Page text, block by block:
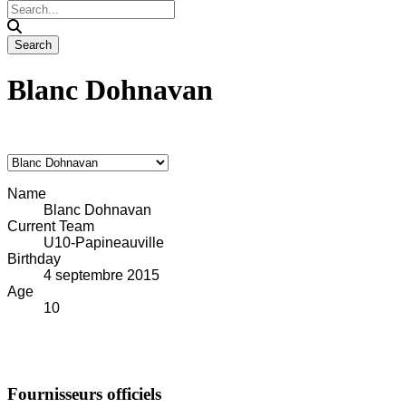
Blanc Dohnavan
Name
Blanc Dohnavan
Current Team
U10-Papineauville
Birthday
4 septembre 2015
Age
10
Fournisseurs officiels